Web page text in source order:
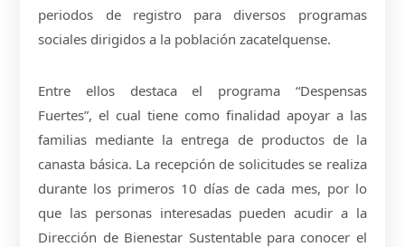
periodos de registro para diversos programas
sociales dirigidos a la población zacatelquense.
Entre ellos destaca el programa “Despensas
Fuertes”, el cual tiene como finalidad apoyar a las
familias mediante la entrega de productos de la
canasta básica. La recepción de solicitudes se realiza
durante los primeros 10 días de cada mes, por lo
que las personas interesadas pueden acudir a la
Dirección de Bienestar Sustentable para conocer el